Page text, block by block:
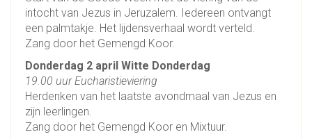
intocht van Jezus in Jeruzalem. Iedereen ontvangt
een palmtakje. Het lijdensverhaal wordt verteld.
Zang door het Gemengd Koor.
Donderdag 2 april Witte Donderdag
19.00 uur Eucharistieviering
Herdenken van het laatste avondmaal van Jezus en
zijn leerlingen.
Zang door het Gemengd Koor en Mixtuur.